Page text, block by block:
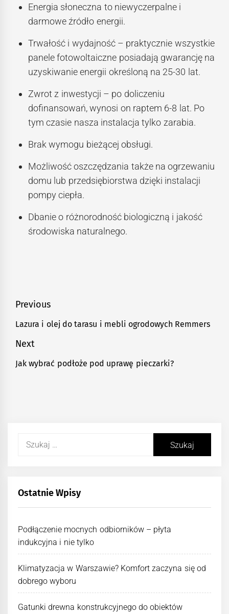
Energia słoneczna to niewyczerpalne i
darmowe źródło energii.
Trwałość i wydajność – praktycznie wszystkie
panele fotowoltaiczne posiadają gwarancję na
uzyskiwanie energii określoną na 25-30 lat.
Zwrot z inwestycji – po doliczeniu
dofinansowań, wynosi on raptem 6-8 lat. Po
tym czasie nasza instalacja tylko zarabia.
Brak wymogu bieżącej obsługi.
Możliwość oszczędzania także na ogrzewaniu
domu lub przedsiębiorstwa dzięki instalacji
pompy ciepła.
Dbanie o różnorodność biologiczną i jakość
środowiska naturalnego.
Nawigacja
wpisu
Previous
Previous
Lazura i olej do tarasu i mebli ogrodowych Remmers
Next
Next
Jak wybrać podłoże pod uprawę pieczarki?
Ostatnie Wpisy
Podłączenie mocnych odbiorników – płyta
indukcyjna i nie tylko
Klimatyzacja w Warszawie? Komfort zaczyna się od
dobrego wyboru
Gatunki drewna konstrukcyjnego do obiektów